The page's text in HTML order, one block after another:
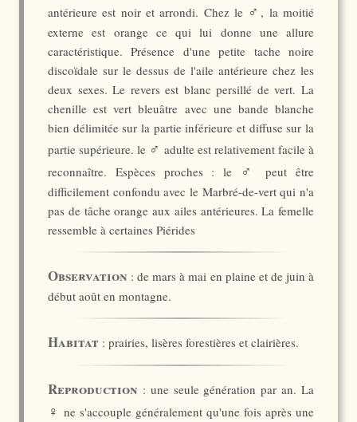
antérieure est noir et arrondi. Chez le ♂ , la moitié
externe est orange ce qui lui donne une allure
caractéristique. Présence d'une petite tache noire
discoïdale sur le dessus de l'aile antérieure chez les
deux sexes. Le revers est blanc persillé de vert. La
chenille est vert bleuâtre avec une bande blanche
bien délimitée sur la partie inférieure et diffuse sur la
partie supérieure. le ♂ adulte est relativement facile à
reconnaître. Espèces proches : le
♂
peut être
difficilement confondu avec le Marbré-de-vert qui n'a
pas de tâche orange aux ailes antérieures. La femelle
ressemble à certaines Piérides
Observation : de mars à mai en plaine et de juin à
début août en montagne.
Habitat : prairies, lisères forestières et clairières.
Reproduction : une seule génération par an. La
♀ ne s'accouple généralement qu'une fois après une